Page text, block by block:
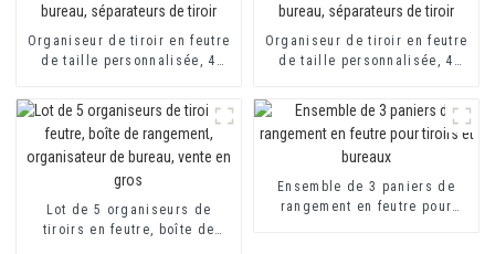
Organiseur de tiroir en feutre
de taille personnalisée, 4
organisateur de bureau,
séparateurs de tiroir
Organiseur de tiroir en feutre
de taille personnalisée, 4
organisateur de bureau,
séparateurs de tiroir
Lot de 5 organiseurs de
tiroirs en feutre, boîte de
Ensemble de 3 paniers de
rangement en feutre pour